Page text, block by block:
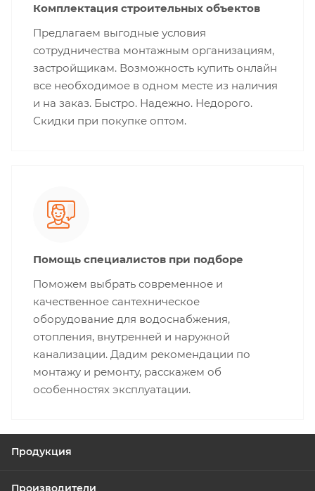
Комплектация строительных объектов
Предлагаем выгодные условия
сотрудничества монтажным организациям,
застройщикам. Возможность купить онлайн
все необходимое в одном месте из наличия
и на заказ. Быстро. Надежно. Недорого.
Скидки при покупке оптом.
Помощь специалистов при подборе
Поможем выбрать современное и
качественное сантехническое
оборудование для водоснабжения,
отопления, внутренней и наружной
канализации. Дадим рекомендации по
монтажу и ремонту, расскажем об
особенностях эксплуатации.
Продукция
Производители